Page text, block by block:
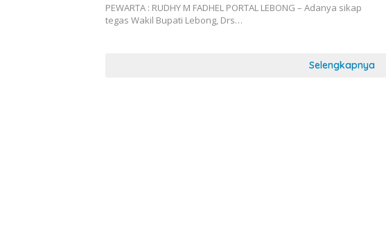
PEWARTA : RUDHY M FADHEL PORTAL LEBONG – Adanya sikap
tegas Wakil Bupati Lebong, Drs…
Selengkapnya